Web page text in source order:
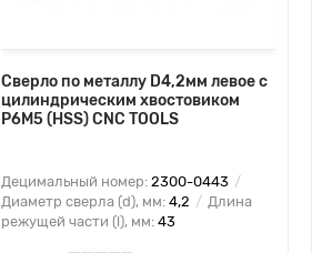
Сверло по металлу D4,2мм левое с
цилиндрическим хвостовиком
Р6М5 (HSS) CNC TOOLS
Децимальный номер: 2300-0443
Диаметр сверла (d), мм: 4,2
Длина
режущей части (l), мм: 43